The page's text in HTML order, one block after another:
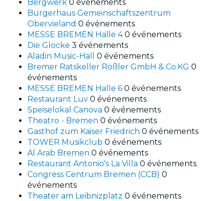
Bergwerk 0 événements
Bürgerhaus Gemeinschaftszentrum
Obervieland 0 événements
MESSE BREMEN Halle 40 événements
Die Glocke 3 événements
Aladin Music-Hall 0 événements
Bremer Ratskeller Rößler GmbH & Co.KG 0
événements
MESSE BREMEN Halle 6 0 événements
Restaurant Luv 0 événements
Speiselokal Canova 0 événements
Theatro - Bremen 0 événements
Gasthof zum Kaiser Friedrich 0 événements
TOWER Musikclub 0 événements
Al Arab Bremen 0 événements
Restaurant Antonio's La Villa 0 événements
Congress Centrum Bremen (CCB) 0
événements
Theater am Leibnizplatz 0 événements